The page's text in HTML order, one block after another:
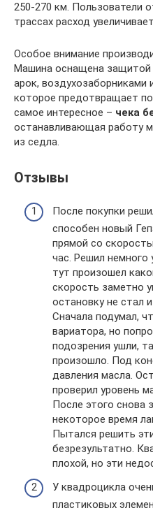
250-270 км. Пользователи
трассах расход
Особое внимание
Машина оснащена защитой
арок,
которое предотвращает
самое интересное – чека
останавливающая работу
из седла.
Отзывы
После покупки
способен новый
прямой со
час. Решил немного
тут произошел
скорость заметно
остановку не стал
Сначала подумал,
вариатора, но
подозрения ушли,
произошло. Под
давления масла.
проверил уровень
После этого снова
некоторое время
Пытался решить
безрезультатно.
плохой, но эти
У квадроцикла
пластиковых